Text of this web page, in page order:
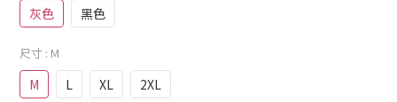
灰色 黑色
尺寸 : M
M L XL 2XL